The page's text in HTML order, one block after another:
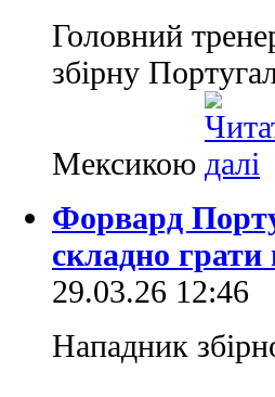
Головний
збірну
Мексикою
Форвард
складно грати
29.03.26 12:46
Нападник